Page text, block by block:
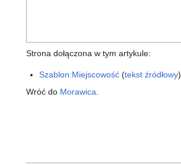
Strona dołączona w tym artykule:
Szablon:Miejscowość (tekst źródłowy)
Wróć do Morawica